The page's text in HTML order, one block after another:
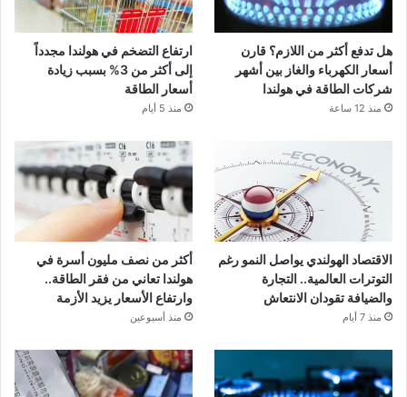
هل تدفع أكثر من اللازم؟ قارن
أسعار الكهرباء والغاز بين أشهر
شركات الطاقة في هولندا
منذ 12 ساعة
ارتفاع التضخم في هولندا مجدداً
إلى أكثر من 3% بسبب زيادة
أسعار الطاقة
منذ 5 أيام
الاقتصاد الهولندي يواصل النمو رغم
التوترات العالمية.. التجارة
والضيافة تقودان الانتعاش
منذ 7 أيام
أكثر من نصف مليون أسرة في
هولندا تعاني من فقر الطاقة..
وارتفاع الأسعار يزيد الأزمة
منذ أسبوعين